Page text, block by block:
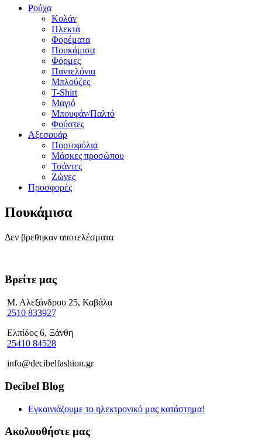
Ρούχα
Κολάν
Πλεκτά
Φορέματα
Πουκάμισα
Φόρμες
Παντελόνια
Μπλούζες
T-Shirt
Μαγιό
Μπουφάν/Παλτό
Φούστες
Αξεσουάρ
Πορτοφόλια
Μάσκες προσώπου
Τσάντες
Ζώνες
Προσφορές
Πουκάμισα
Δεν βρεθηκαν αποτελέσματα
Βρείτε μας
Μ. Αλεξάνδρου 25, Καβάλα
2510 833927
Ελπίδος 6, Ξάνθη
25410 84528
info@decibelfashion.gr
Decibel Blog
Εγκαινιάζουμε το ηλεκτρονικό μας κατάστημα!
Ακολουθήστε μας